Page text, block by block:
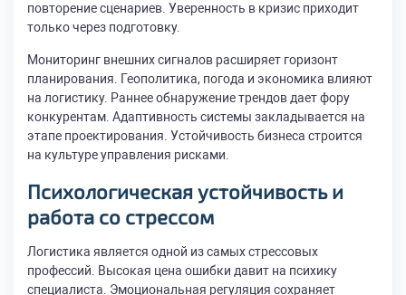
повторение сценариев. Уверенность в кризис приходит
только через подготовку.
Мониторинг внешних сигналов расширяет горизонт
планирования. Геополитика, погода и экономика влияют
на логистику. Раннее обнаружение трендов дает фору
конкурентам. Адаптивность системы закладывается на
этапе проектирования. Устойчивость бизнеса строится
на культуре управления рисками.
Психологическая устойчивость и
работа со стрессом
Логистика является одной из самых стрессовых
профессий. Высокая цена ошибки давит на психику
специалиста. Эмоциональная регуляция сохраняет